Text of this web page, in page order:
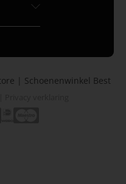
| Schoenenwinkel Best